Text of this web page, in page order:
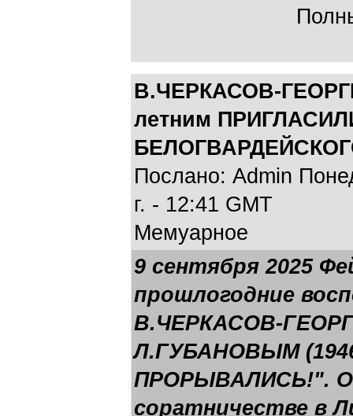
В.ЧЕРКАСОВ-
летним
Послано: Admin
г. - 12:41 GMT
Мемуарное
9 сентября 2025
прошлогодние
В.ЧЕРКАСОВ-
Л.ГУБАНОВЫМ
ПРОРЫВАЛИСЬ!".
соратничестве в